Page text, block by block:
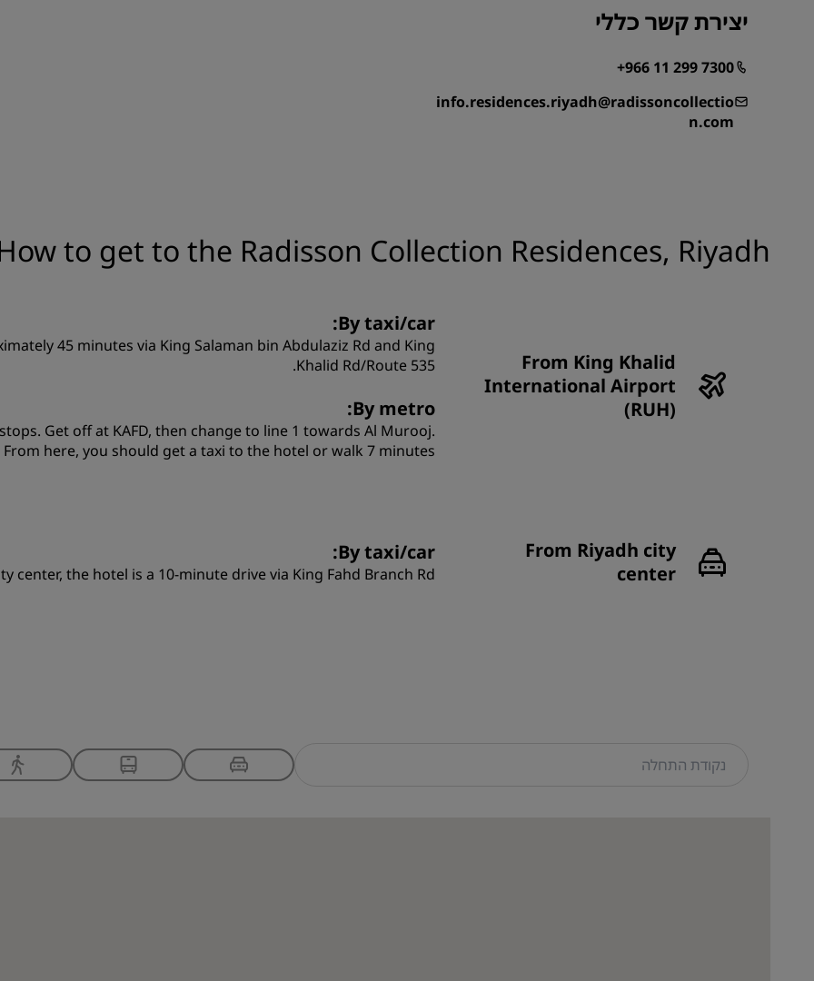
יצירת קשר כללי
+966 11 299 7300
info.residences.riyadh@radissoncollectio
n.com
to get to the Radisson Collection Residences, Riyadh
From King Khalid
International Airport
(RUH)
By taxi/car:
45 minutes via King Salaman bin Abdulaziz Rd and King
Khalid Rd/Route 535.
By metro:
Get off at KAFD, then change to line 1 towards Al Murooj.
here, you should get a taxi to the hotel or walk 7 minutes.
From Riyadh city
center
By taxi/car:
center, the hotel is a 10-minute drive via King Fahd Branch Rd.